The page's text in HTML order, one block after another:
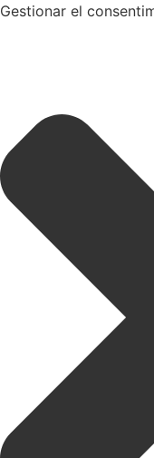
Gestionar el
Whatsapp
GB
dominio